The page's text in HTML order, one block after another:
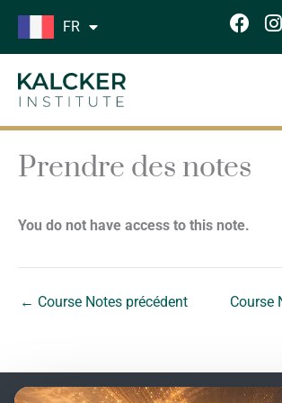
Aller
FR
F
c
o
k
I
s
Prendre des notes
You do not have access to this note.
← Course Notes précédent Course